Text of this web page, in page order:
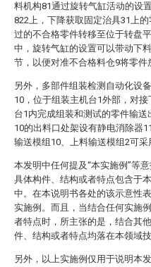
料机构81通过旋转气缸活动的设
822上，下降获取固定治具31上
过的不合格零件转移至位于转盘
中，旋转气缸的设置可以带动下
节，以便对准不合格料仓9将零件
另外，多部件组装检测自动化设
10，位于组装主机台1外部，对
台1内完成组装和测试的零件输送
10的出料口处架设有静电消除器
输送模组10、上料输送模组2可采
本发明中任何提及“本实施例”等
具体构件、结构或者特点包含于
中。在本说明书各处的该示意性
实施例。而且，当结合任何实施
者特点时，所主张的是，结合其
件、结构或者特点均落在本领域
另外，以上实施例仅用于说明本